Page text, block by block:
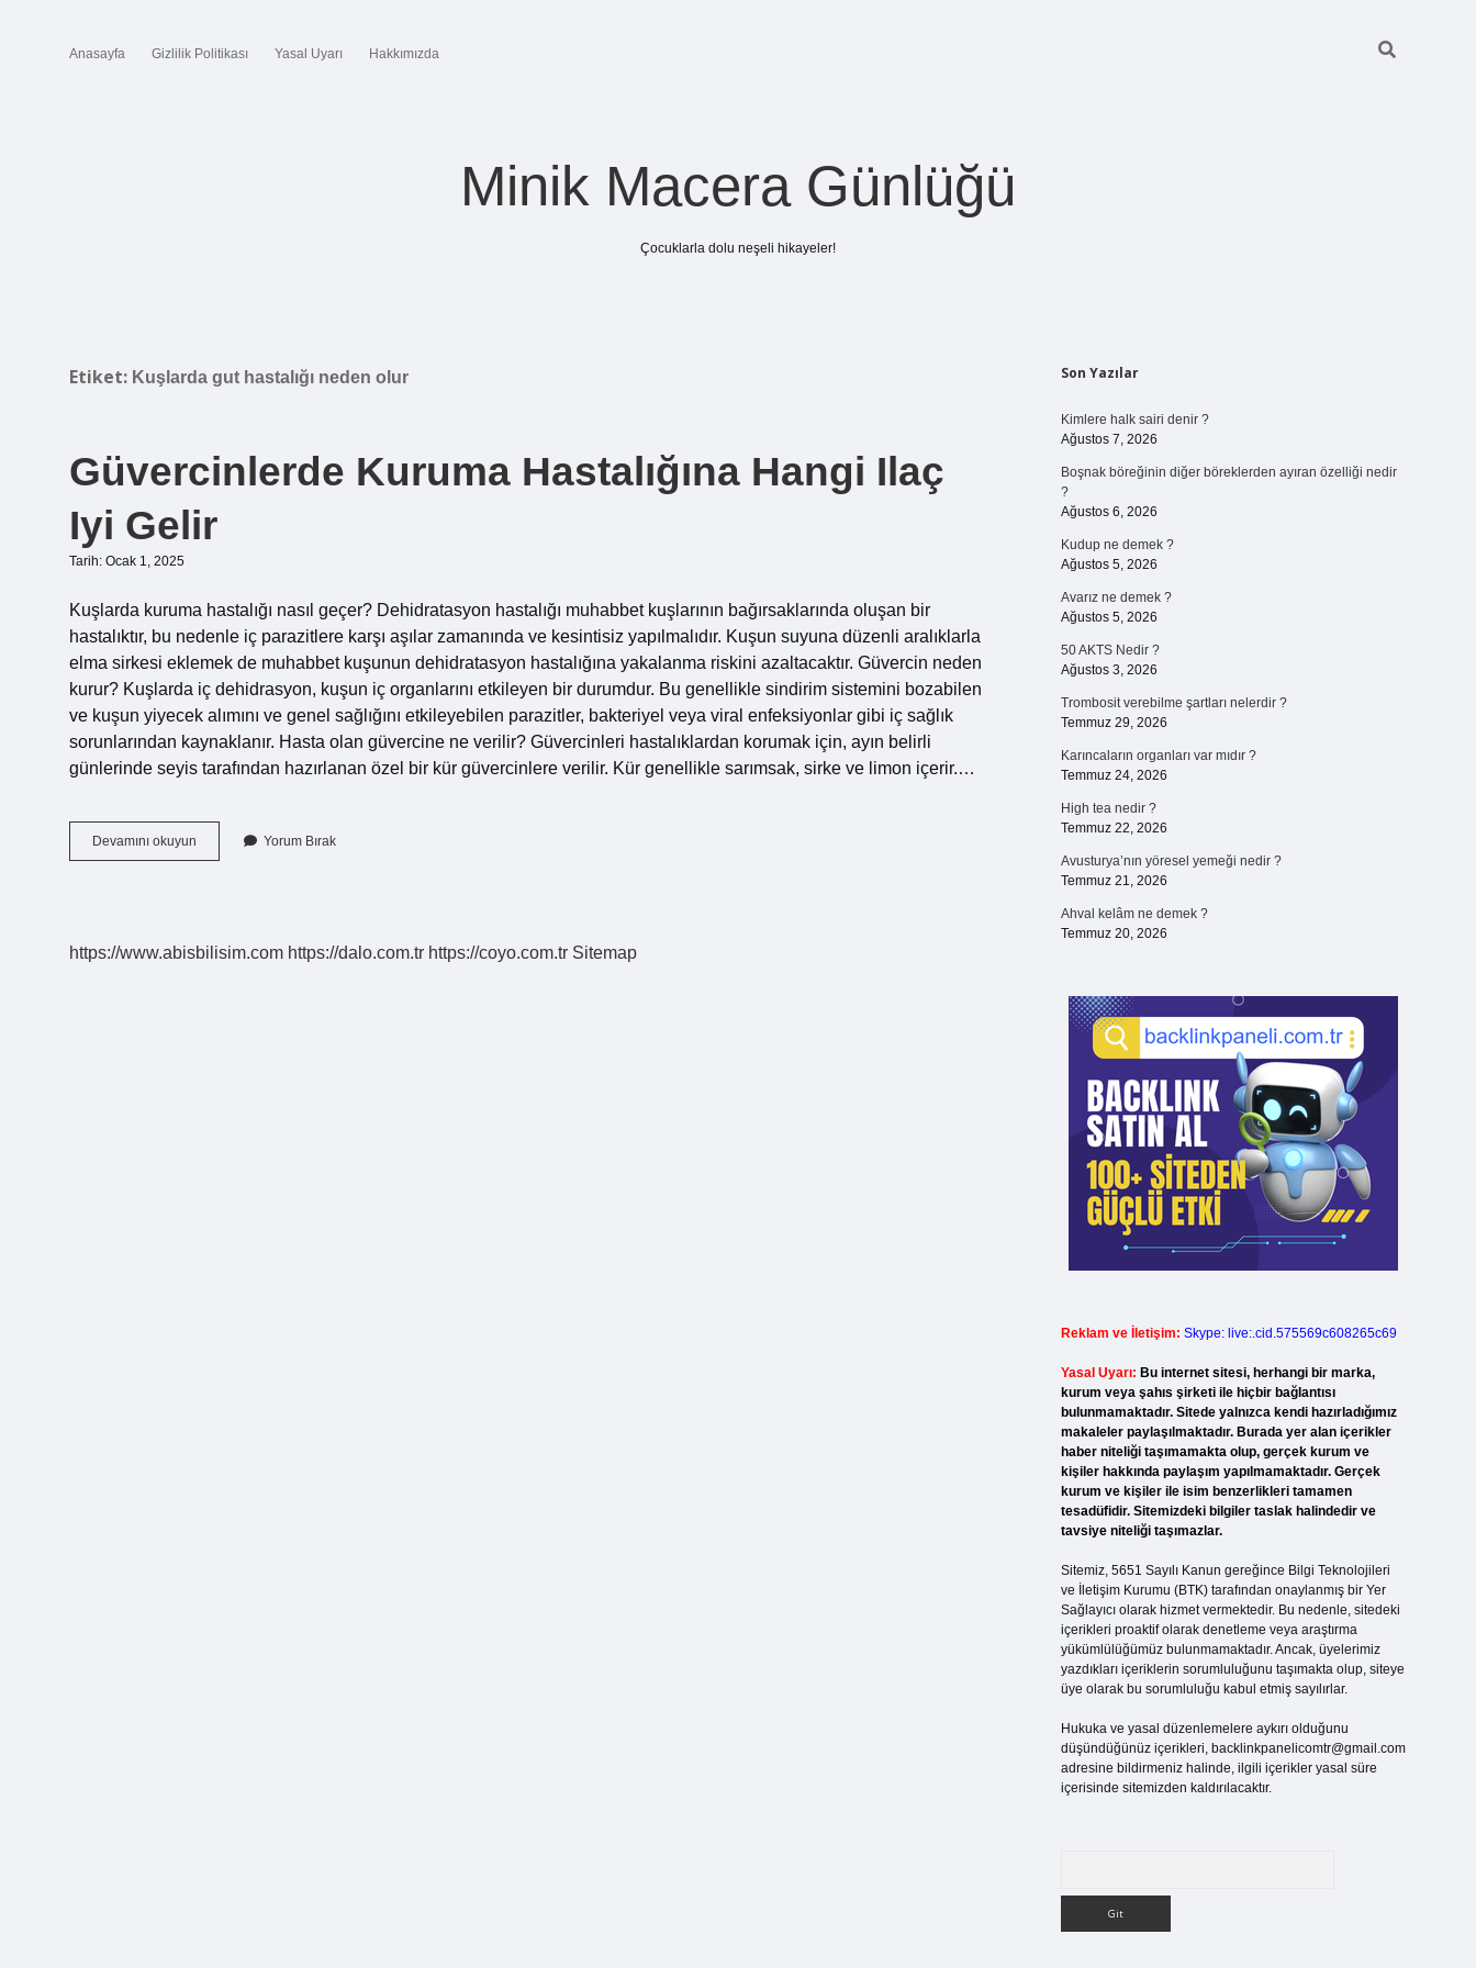
Anasayfa Gizlilik Politikası Yasal Uyarı Hakkımızda
Minik Macera Günlüğü
Çocuklarla dolu neşeli hikayeler!
Etiket: Kuşlarda gut hastalığı neden olur
Güvercinlerde Kuruma Hastalığına Hangi Ilaç
Iyi Gelir
Tarih: Ocak 1, 2025
Kuşlarda kuruma hastalığı nasıl geçer? Dehidratasyon hastalığı muhabbet kuşlarının bağırsaklarında oluşan bir
hastalıktır, bu nedenle iç parazitlere karşı aşılar zamanında ve kesintisiz yapılmalıdır. Kuşun suyuna düzenli aralıklarla
elma sirkesi eklemek de muhabbet kuşunun dehidratasyon hastalığına yakalanma riskini azaltacaktır. Güvercin neden
kurur? Kuşlarda iç dehidrasyon, kuşun iç organlarını etkileyen bir durumdur. Bu genellikle sindirim sistemini bozabilen
ve kuşun yiyecek alımını ve genel sağlığını etkileyebilen parazitler, bakteriyel veya viral enfeksiyonlar gibi iç sağlık
sorunlarından kaynaklanır. Hasta olan güvercine ne verilir? Güvercinleri hastalıklardan korumak için, ayın belirli
günlerinde seyis tarafından hazırlanan özel bir kür güvercinlere verilir. Kür genellikle sarımsak, sirke ve limon içerir.…
Devamını okuyun Güvercinlerde
Kuruma
Gelir
Yorum Bırak
https://www.abisbilisim.com https://dalo.com.tr https://coyo.com.tr Sitemap
Sidebar
Son Yazılar
Kimlere halk sairi denir ?
Ağustos 7, 2026
Boşnak böreğinin diğer böreklerden ayıran özelliği nedir
?
Ağustos 6, 2026
Kudup ne demek ?
Ağustos 5, 2026
Avarız ne demek ?
Ağustos 5, 2026
50 AKTS Nedir ?
Ağustos 3, 2026
Trombosit verebilme şartları nelerdir ?
Temmuz 29, 2026
Karıncaların organları var mıdır ?
Temmuz 24, 2026
High tea nedir ?
Temmuz 22, 2026
Avusturya’nın yöresel yemeği nedir ?
Temmuz 21, 2026
Ahval kelâm ne demek ?
Temmuz 20, 2026
Reklam ve İletişim: Skype: live:.cid.575569c608265c69
Yasal Uyarı: Bu internet sitesi, herhangi bir marka,
kurum veya şahıs şirketi ile hiçbir bağlantısı
bulunmamaktadır. Sitede yalnızca kendi hazırladığımız
makaleler paylaşılmaktadır. Burada yer alan içerikler
haber niteliği taşımamakta olup, gerçek kurum ve
kişiler hakkında paylaşım yapılmamaktadır. Gerçek
kurum ve kişiler ile isim benzerlikleri tamamen
tesadüfidir. Sitemizdeki bilgiler taslak halindedir ve
tavsiye niteliği taşımazlar.
Sitemiz, 5651 Sayılı Kanun gereğince Bilgi Teknolojileri
ve İletişim Kurumu (BTK) tarafından onaylanmış bir Yer
Sağlayıcı olarak hizmet vermektedir. Bu nedenle, sitedeki
içerikleri proaktif olarak denetleme veya araştırma
yükümlülüğümüz bulunmamaktadır. Ancak, üyelerimiz
yazdıkları içeriklerin sorumluluğunu taşımakta olup, siteye
üye olarak bu sorumluluğu kabul etmiş sayılırlar.
Hukuka ve yasal düzenlemelere aykırı olduğunu
düşündüğünüz içerikleri, backlinkpanelicomtr@gmail.com
adresine bildirmeniz halinde, ilgili içerikler yasal süre
içerisinde sitemizden kaldırılacaktır.